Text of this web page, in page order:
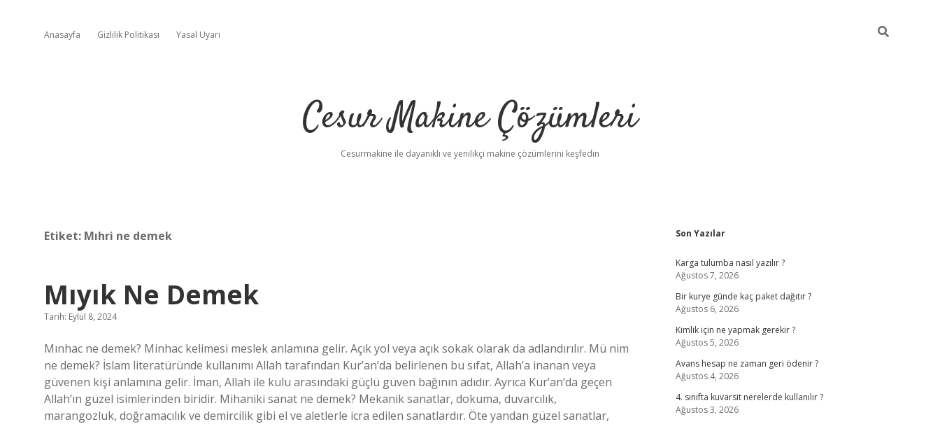
Anasayfa Gizlilik Politikası Yasal Uyarı
Cesur Makine Çözümleri
Cesurmakine ile dayanıklı ve yenilikçi makine çözümlerini keşfedin
Etiket: Mıhri ne demek
Mıyık Ne Demek
Tarih: Eylül 8, 2024
Mınhac ne demek? Minhac kelimesi meslek anlamına gelir. Açık yol veya açık sokak olarak da adlandırılır. Mü nim
ne demek? İslam literatüründe kullanımı Allah tarafından Kur’an’da belirlenen bu sıfat, Allah’a inanan veya
güvenen kişi anlamına gelir. İman, Allah ile kulu arasındaki güçlü güven bağının adıdır. Ayrıca Kur’an’da geçen
Allah’ın güzel isimlerinden biridir. Mihaniki sanat ne demek? Mekanik sanatlar, dokuma, duvarcılık,
marangozluk, doğramacılık ve demircilik gibi el ve aletlerle icra edilen sanatlardır. Öte yandan güzel sanatlar,
Sidebar
Son Yazılar
Karga tulumba nasıl yazılır ?
Ağustos 7, 2026
Bir kurye günde kaç paket dağıtır ?
Ağustos 6, 2026
Kimlik için ne yapmak gerekir ?
Ağustos 5, 2026
Avans hesap ne zaman geri ödenir ?
Ağustos 4, 2026
4. sınıfta kuvarsit nerelerde kullanılır ?
Ağustos 3, 2026